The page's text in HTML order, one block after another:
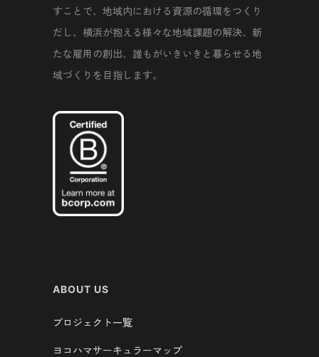
すことで、地域内における資源の循環をつくり
だし、横浜が抱える様々な地域課題の解決、新
たな雇用の創出、誰もがいきいきと暮らせる地
域づくりを目指します。
ABOUT US
プロジェクト一覧
ヨコハマサーキュラーマップ